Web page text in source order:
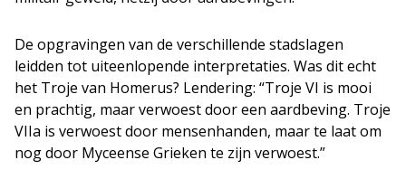
De opgravingen van de verschillende stadslagen
leidden tot uiteenlopende interpretaties. Was dit echt
het Troje van Homerus? Lendering: “Troje VI is mooi
en prachtig, maar verwoest door een aardbeving. Troje
VIIa is verwoest door mensenhanden, maar te laat om
nog door Myceense Grieken te zijn verwoest.”